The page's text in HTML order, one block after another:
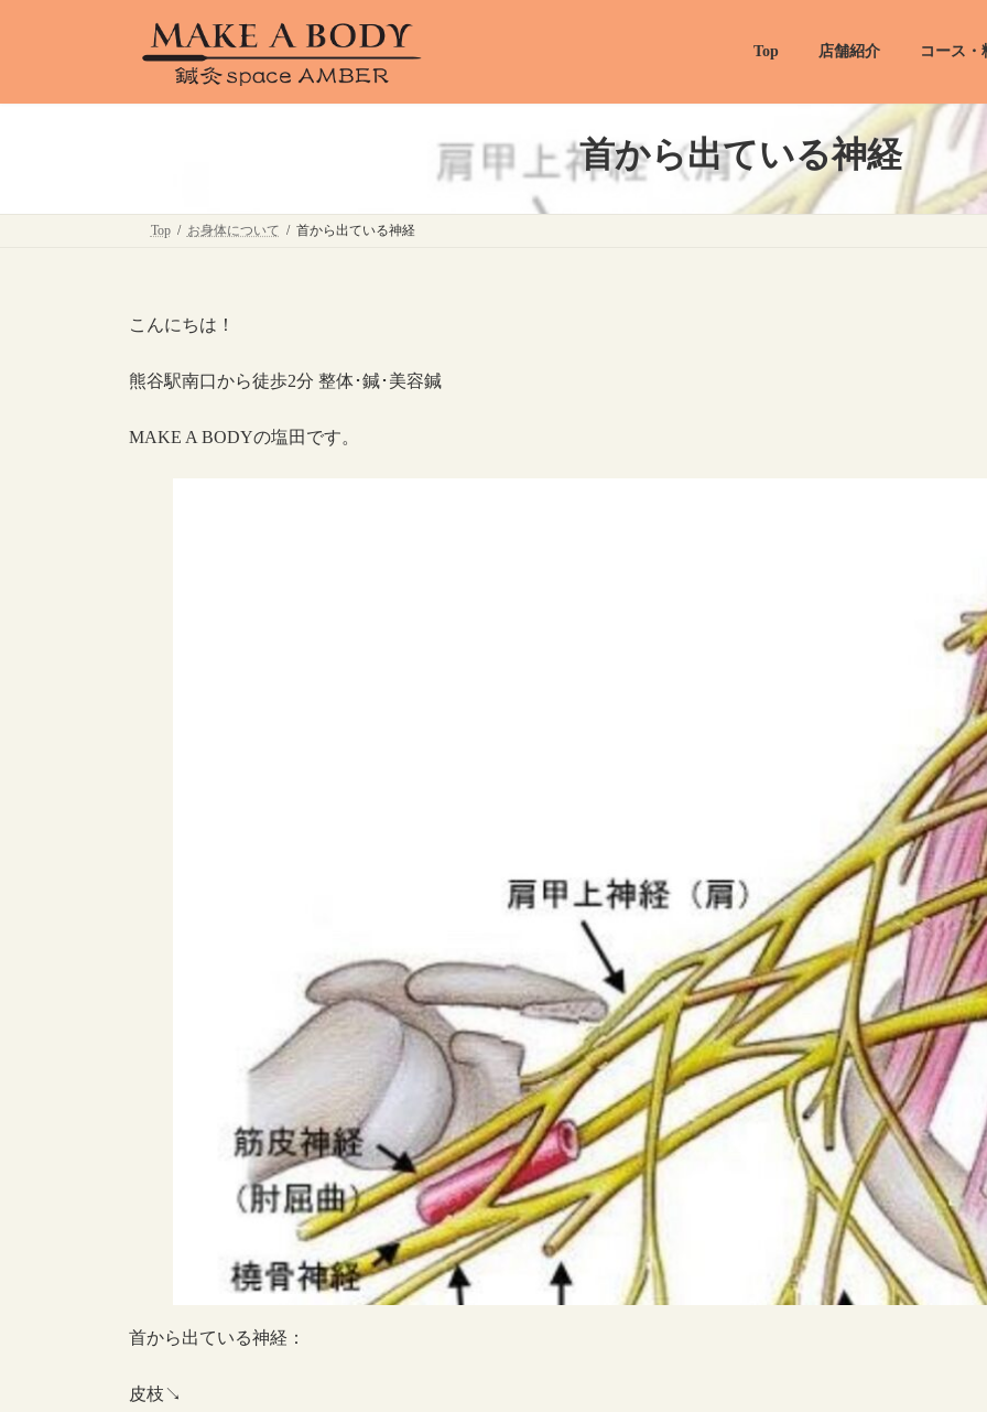
ツ
プ
シ
動
Top 店舗紹介 コース・
首から出ている神経
Top お身体について 首から出ている神経
こんにちは！
熊谷駅南口から徒歩2分 整体･鍼･美容鍼
MAKE A BODYの塩田です。
首から出ている神経：
皮枝↘︎